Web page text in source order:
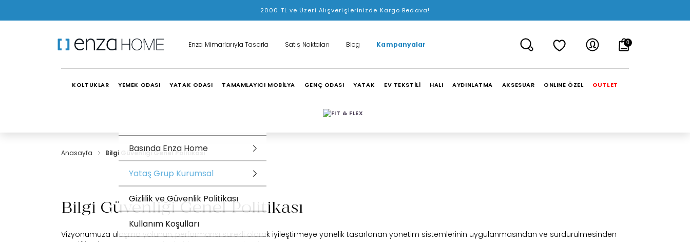
2000 TL ve Üzeri Alışverişlerinizde Kargo Bedava!
Enza Mimarlarıyla Tasarla Satış Noktaları Blog Kampanyalar 0
KOLTUKLAR YEMEK ODASI YATAK ODASI TAMAMLAYICI MOBİLYA GENÇ ODASI YATAK EV TEKSTİLİ HALI AYDINLATMA AKSESUAR ONLINE ÖZEL OUTLET
Anasayfa Bilgi Güvenliği Genel Politikası
Basında Enza Home
Yataş Grup Kurumsal
Gizlilik ve Güvenlik Politikası
Kullanım Koşulları
Bilgi Güvenliği Genel Politikası
Vizyonumuza ulaşma yolunun, performansı sürekli olarak iyileştirmeye yönelik tasarlanan yönetim sistemlerinin uygulanmasından ve sürdürülmesinden